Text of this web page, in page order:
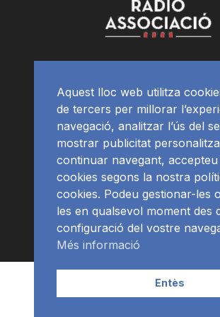
APP Programació
Aquest lloc web utilitza
de tercers per millorar
navegació, analitzar l’ús del
mostrar publicitat
continuar navegant, accepteu
cookies segons la nostra
cookies. Podeu gestionar-les
les en qualsevol moment des
configuració del vostre
Més informació
Entès